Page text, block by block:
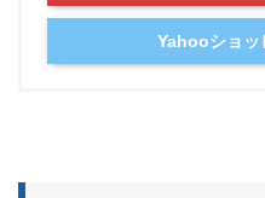
Yahooショッ